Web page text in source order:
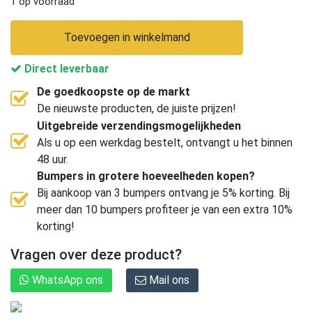
Toevoegen in winkelmand
Direct leverbaar
De goedkoopste op de markt
De nieuwste producten, de juiste prijzen!
Uitgebreide verzendingsmogelijkheden
Als u op een werkdag bestelt, ontvangt u het binnen
48 uur.
Bumpers in grotere hoeveelheden kopen?
Bij aankoop van 3 bumpers ontvang je 5% korting. Bij
meer dan 10 bumpers profiteer je van een extra 10%
korting!
Vragen over deze product?
WhatsApp ons Mail ons